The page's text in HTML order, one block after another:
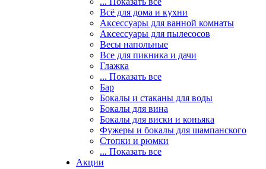
Всё для дома и кухни
Аксессуары для ванной комнаты
Аксессуары для пылесосов
Весы напольные
Все для пикника и дачи
Глажка
... Показать все
Бар
Бокалы и стаканы для воды
Бокалы для вина
Бокалы для виски и коньяка
Фужеры и бокалы для шампанского
Стопки и рюмки
... Показать все
Акции